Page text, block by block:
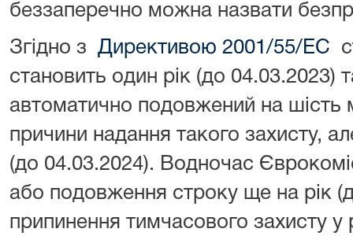
беззаперечно можна назвати
Згідно з Директивою 2001/55/ЕС
становить один рік (до 04.03.2023)
автоматично подовжений на шість
причини надання такого захисту,
(до 04.03.2024). Водночас
або подовження строку ще на рік
припинення тимчасового захисту у